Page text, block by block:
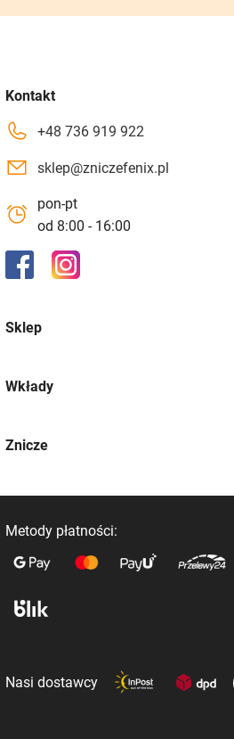
Kontakt
+48 736 919 922
sklep@zniczefenix.pl
pon-pt
od 8:00 - 16:00
Sklep
Wkłady
Znicze
Metody płatności:
Nasi dostawcy